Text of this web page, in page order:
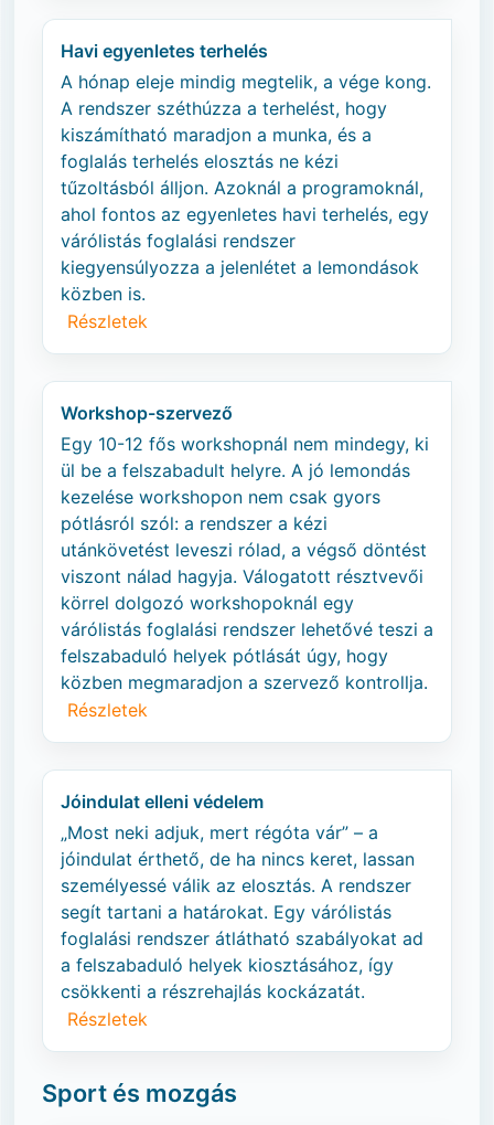
Havi egyenletes terhelés
A hónap eleje mindig megtelik, a vége kong.
A rendszer széthúzza a terhelést, hogy
kiszámítható maradjon a munka, és a
foglalás terhelés elosztás ne kézi
tűzoltásból álljon. Azoknál a programoknál,
ahol fontos az egyenletes havi terhelés, egy
várólistás foglalási rendszer
kiegyensúlyozza a jelenlétet a lemondások
közben is.
Részletek
Workshop-szervező
Egy 10-12 fős workshopnál nem mindegy, ki
ül be a felszabadult helyre. A jó lemondás
kezelése workshopon nem csak gyors
pótlásról szól: a rendszer a kézi
utánkövetést leveszi rólad, a végső döntést
viszont nálad hagyja. Válogatott résztvevői
körrel dolgozó workshopoknál egy
várólistás foglalási rendszer lehetővé teszi a
felszabaduló helyek pótlását úgy, hogy
közben megmaradjon a szervező kontrollja.
Részletek
Jóindulat elleni védelem
„Most neki adjuk, mert régóta vár” – a
jóindulat érthető, de ha nincs keret, lassan
személyessé válik az elosztás. A rendszer
segít tartani a határokat. Egy várólistás
foglalási rendszer átlátható szabályokat ad
a felszabaduló helyek kiosztásához, így
csökkenti a részrehajlás kockázatát.
Részletek
Sport és mozgás